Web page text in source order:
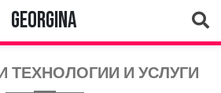
Georgina
ТЕХНОЛОГИИ И УСЛУГИ